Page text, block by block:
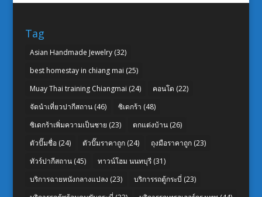
Tag
Asian Handmade Jewelry(32)
best homestay in chiang mai (25)
Muay Thai training Chiangmai (24) คอนโด (22)
จัดนำเที่ยวปากีสถาน(46) ซิเดกร้า (48)
ซิเดกร้าเพิ่มความเป็นชาย (23) ตกแต่งบ้าน(26)
ตัวปั๊มชื่อ(24) ตัวปั๊มราคาถูก(24) ถุงมือราคาถูก(23)
ทัวร์ปากีสถาน(45) ทาวน์โฮม นนทบุรี(31)
บริการฉายหนังกลางแปลง (23) บริการรถตู้กระบี่ (23)